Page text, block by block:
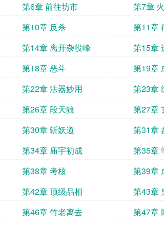
第6章 前往坊市 第7章
第10章 反杀 第11章
第14章 离开杂役峰 第15章
第18章 恶斗 第19章
第22章 法器妙用 第23章
第26章 段天狼 第27章
第30章 斩妖道 第31章
第34章 庙宇初成 第35章
第38章 考核 第39章
第42章 顶级品相 第43章
第46章 竹老离去 第47章